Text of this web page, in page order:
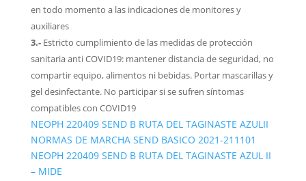
en todo momento a las indicaciones de monitores y
auxiliares
3.-Estricto cumplimiento de las medidas de protección
sanitaria anti COVID19: mantener distancia de seguridad, no
compartir equipo, alimentos ni bebidas. Portar mascarillas y
gel desinfectante. No participar si se sufren síntomas
compatibles con COVID19
NEOPH 220409 SEND B RUTA DEL TAGINASTE AZULII
NORMAS DE MARCHA SEND BASICO 2021-211101
NEOPH 220409 SEND B RUTA DEL TAGINASTE AZUL II
– MIDE